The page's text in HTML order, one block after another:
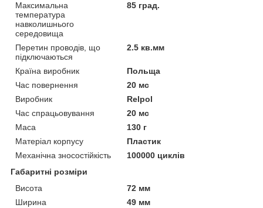
Максимальна
температура
навколишнього
середовища
85 град.
Перетин проводів, що
підключаються
2.5 кв.мм
Країна виробник
Польща
Час повернення
20 мс
Виробник
Relpol
Час спрацьовування
20 мс
Маса
130 г
Матеріал корпусу
Пластик
Механічна зносостійкість
100000 циклів
Габаритні розміри
Висота
72 мм
Ширина
49 мм